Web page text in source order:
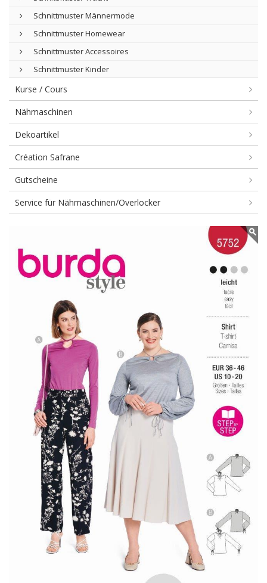
Schnittmuster Männermode
Schnittmuster Homewear
Schnittmuster Accessoires
Schnittmuster Kinder
Kurse / Cours
Nähmaschinen
Dekoartikel
Création Safrane
Gutscheine
Service für Nähmaschinen/Overlocker